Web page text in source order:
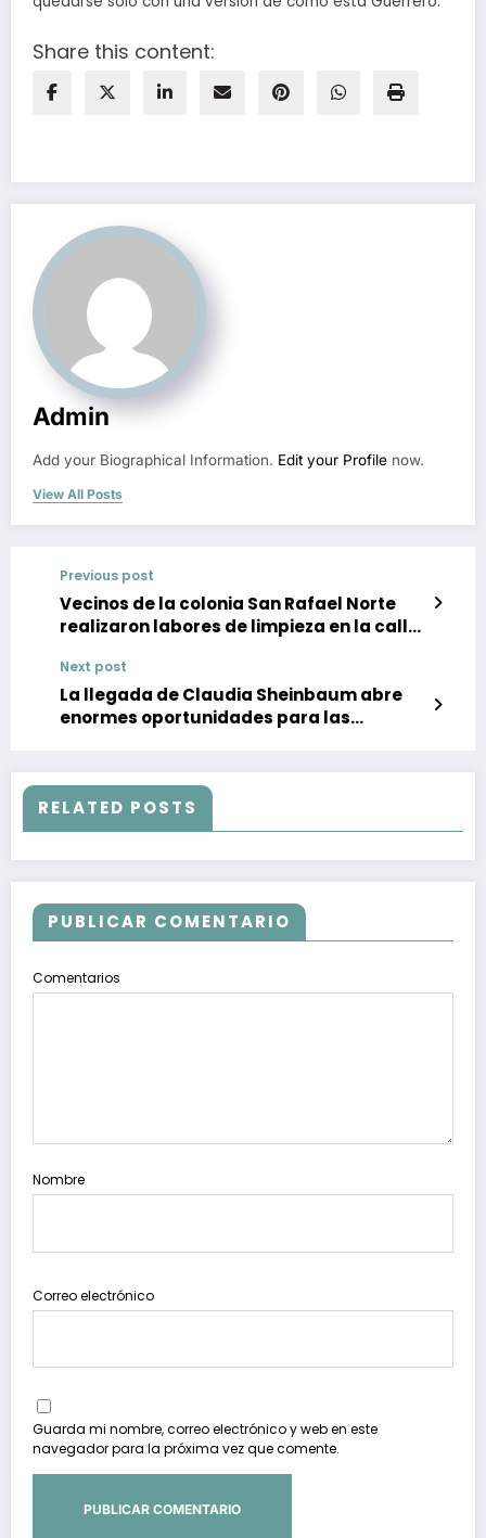
Share this content:
Admin
Add your Biographical Information. Edit your Profile now.
View All Posts
Previous post
Vecinos de la colonia San Rafael Norte
realizaron labores de limpieza en la calle
Next post
La llegada de Claudia Sheinbaum abre
enormes oportunidades para las
RELATED POSTS
PUBLICAR COMENTARIO
Comentarios
Nombre
Correo electrónico
Guarda mi nombre, correo electrónico y web en este
navegador para la próxima vez que comente.